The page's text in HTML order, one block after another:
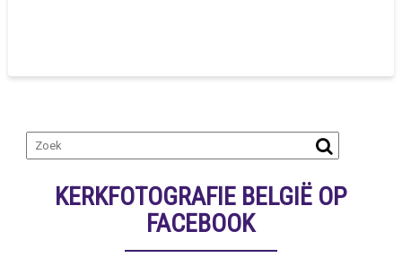
KERKFOTOGRAFIE BELGIË OP
FACEBOOK